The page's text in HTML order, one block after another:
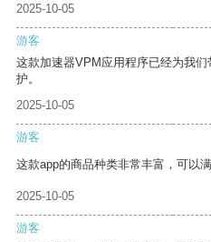
2025-10-05
游客
这款加速器VPM应用程序已经为我
护。
2025-10-05
游客
这款app的商品种类非常丰富，可以
2025-10-05
游客